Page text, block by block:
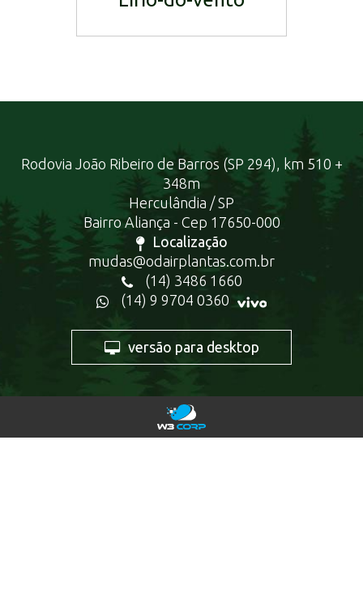
Rodovia João Ribeiro de Barros (SP 294), km 510 +
348m
Herculândia / SP
Bairro Aliança - Cep 17650-000
Localização
mudas@odairplantas.com.br
(14) 3486 1660
(14) 9 9704 0360
versão para desktop